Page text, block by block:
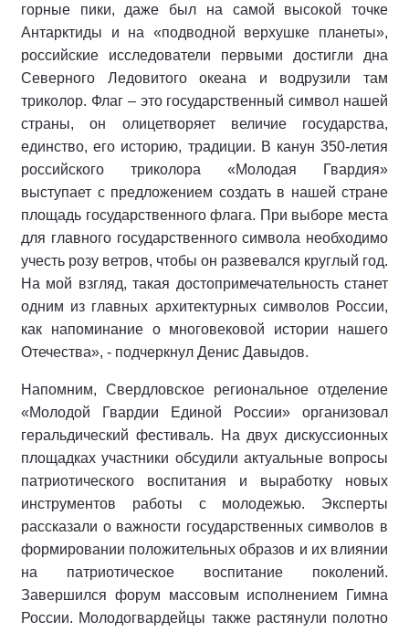
горные пики, даже был на самой высокой точке
Антарктиды и на «подводной верхушке планеты»,
российские исследователи первыми достигли дна
Северного Ледовитого океана и водрузили там
триколор. Флаг – это государственный символ нашей
страны, он олицетворяет величие государства,
единство, его историю, традиции. В канун 350-летия
российского триколора «Молодая Гвардия»
выступает с предложением создать в нашей стране
площадь государственного флага. При выборе места
для главного государственного символа необходимо
учесть розу ветров, чтобы он развевался круглый год.
На мой взгляд, такая достопримечательность станет
одним из главных архитектурных символов России,
как напоминание о многовековой истории нашего
Отечества», - подчеркнул Денис Давыдов.
Напомним, Свердловское региональное отделение
«Молодой Гвардии Единой России» организовал
геральдический фестиваль. На двух дискуссионных
площадках участники обсудили актуальные вопросы
патриотического воспитания и выработку новых
инструментов работы с молодежью. Эксперты
рассказали о важности государственных символов в
формировании положительных образов и их влиянии
на патриотическое воспитание поколений.
Завершился форум массовым исполнением Гимна
России. Молодогвардейцы также растянули полотно